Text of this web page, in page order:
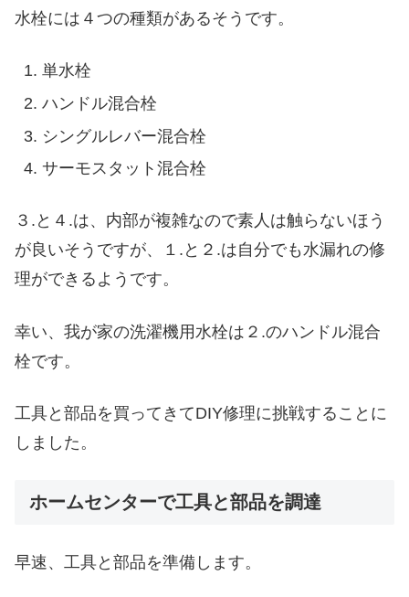
水栓には４つの種類があるそうです。
単水栓
ハンドル混合栓
シングルレバー混合栓
サーモスタット混合栓
３.と４.は、内部が複雑なので素人は触らないほう
が良いそうですが、１.と２.は自分でも水漏れの修
理ができるようです。
幸い、我が家の洗濯機用水栓は２.のハンドル混合
栓です。
工具と部品を買ってきてDIY修理に挑戦することに
しました。
ホームセンターで工具と部品を調達
早速、工具と部品を準備します。